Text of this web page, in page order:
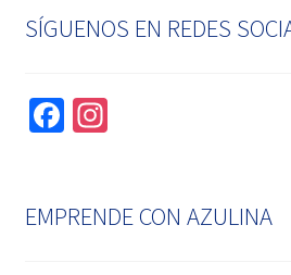
SÍGUENOS EN REDES
Fa
o
In
ra
EMPRENDE CON AZULINA